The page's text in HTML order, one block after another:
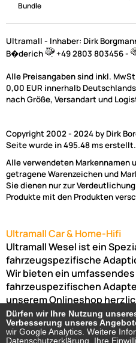
Bundle
Ultramall - Inhaber: Dirk
B�derich
+49 2803 803456 -
Alle Preisangaben sind inkl.
0,00 EUR innerhalb
nach Größe, Versandart und
Copyright 2002 - 2024 by Dirk
Seite wurde in 495.48 ms erstellt.
Alle verwendeten Markennamen
getragene Warenzeichen und
Sie dienen nur zur
Produkte mit den Produkten
Ultramall Car & Home-Hifi
Ultramall Wesel ist ein
fahrzeugspezifische
Wir bieten ein
fahrzeuspezifischen
unserem Onlineshop
Venloer Str. 6a46487 Wesel
Telefon:02803-803456
(Abholung nur nach
Dürfen wir Ihre Nutzung
Verbesserung unseres
wir Google Analytics. Weitere
Datenschutzerklärung. Ihre
Dürfen wir Ihre Nutzung
Verbesserung unseres
wir Google Analytics. Weitere
Datenschutzerklärung. Ihre